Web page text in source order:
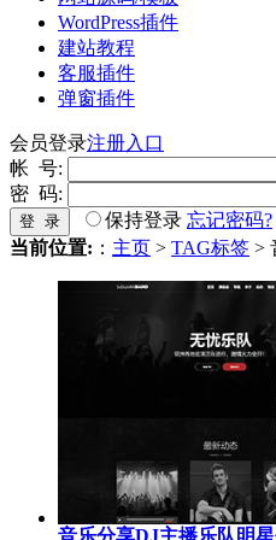
WordPress插件
建站教程
客服插件
弹窗插件
会员登录注册入口
帐 号:
密 码:
登 录 保持登录 忘记密码?
当前位置: ： 主页 > TAG标签 >
音乐分享DJ主播乐队明